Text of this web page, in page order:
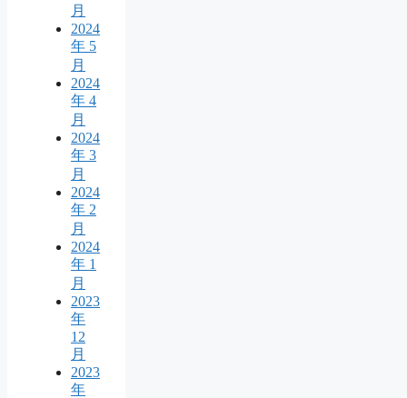
月
2024
年 5
月
2024
年 4
月
2024
年 3
月
2024
年 2
月
2024
年 1
月
2023
年
12
月
2023
年